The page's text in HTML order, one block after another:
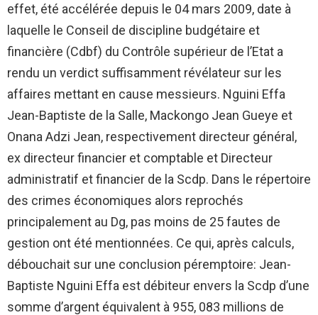
effet, été accélérée depuis le 04 mars 2009, date à
laquelle le Conseil de discipline budgétaire et
financière (Cdbf) du Contrôle supérieur de l’Etat a
rendu un verdict suffisamment révélateur sur les
affaires mettant en cause messieurs. Nguini Effa
Jean-Baptiste de la Salle, Mackongo Jean Gueye et
Onana Adzi Jean, respectivement directeur général,
ex directeur financier et comptable et Directeur
administratif et financier de la Scdp. Dans le répertoire
des crimes économiques alors reprochés
principalement au Dg, pas moins de 25 fautes de
gestion ont été mentionnées. Ce qui, après calculs,
débouchait sur une conclusion péremptoire: Jean-
Baptiste Nguini Effa est débiteur envers la Scdp d’une
somme d’argent équivalent à 955, 083 millions de